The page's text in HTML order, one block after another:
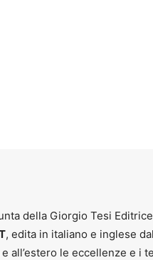
della Giorgio Tesi
, edita in italiano e inglese
all’estero le eccellenze e i